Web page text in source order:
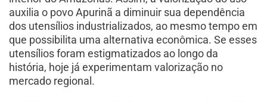
auxilia o povo Apurinã a diminuir sua dependência
dos utensílios industrializados, ao mesmo tempo em
que possibilita uma alternativa econômica. Se esses
utensílios foram estigmatizados ao longo da
história, hoje já experimentam valorização no
mercado regional.